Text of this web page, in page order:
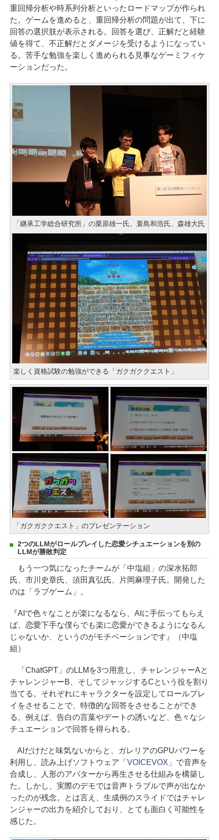
重回帰分析や時系列分析といったロードマップが作られ
た。ゲームを進めると、重回帰分析の問題が出て、下に
回答の選択肢が表示される。回答を選び、正解だと経験
値を得て、不正解だとダメージを受けるようになってい
る。苦手な勉強を楽しく進められる見事なゲーミフィケ
ーションだった。
「継承工学総合研究所」の栗原雄一氏、蓑島和浩氏、森雄大氏
楽しく資格試験の勉強ができる「ガクガククエスト」
「ガクガククエスト」のプレゼンテーション
2つのLLMがロールプレイした恋愛シチュエーションを別の
LLMが勝敗判定
もう一つ気になったチームが「中塩組」の深水拓郎
氏、市川史章氏、須田真弘氏、片岡麻理子氏。開発した
のは「ラブゲーム」。
『AIで色々なことが楽になるなら、AIに手伝ってもらえ
ば、恋愛下手な僕らでも楽に恋愛ができるようになるん
じゃないか、というのがモチベーションです』（中塩
組）
「ChatGPT」のLLMを3つ用意し、チャレンジャーAと
チャレンジャーB、そしてジャッジするCという役を割り
当てる。それぞれにキャラクターを設定してロールプレ
イをさせることで、特徴的な回答をさせることができ
る。例えば、告白の言葉やデートの誘いなど、色々なシ
チュエーションで回答を得られる。
AIだけだと味気ないからと、ガレリアのGPUパワーを
利用し、読み上げソフトウェア 「VOICEVOX」 で音声を
合成し、人形のアバターから再生させる仕組みを構築し
た。しかし、実際のデモでは音声トラブルで声が出なか
ったのが残念。とは言え、生成例のスライドではチャレ
ンジャーの出力を紹介しており、とても面白く可能性を
感じた。